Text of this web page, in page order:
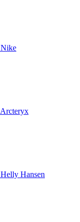
Nike
Arcteryx
Helly Hansen